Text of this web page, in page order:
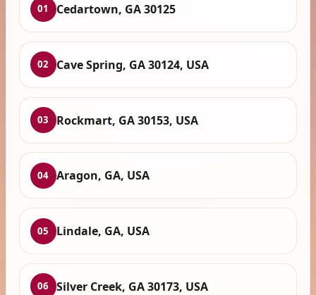
01 Cedartown, GA 30125
02 Cave Spring, GA 30124, USA
03 Rockmart, GA 30153, USA
04 Aragon, GA, USA
05 Lindale, GA, USA
06 Silver Creek, GA 30173, USA